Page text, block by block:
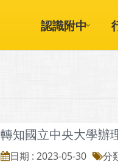
認識附中
轉知國立中央大學辦
日期 : 2023-05-30 分